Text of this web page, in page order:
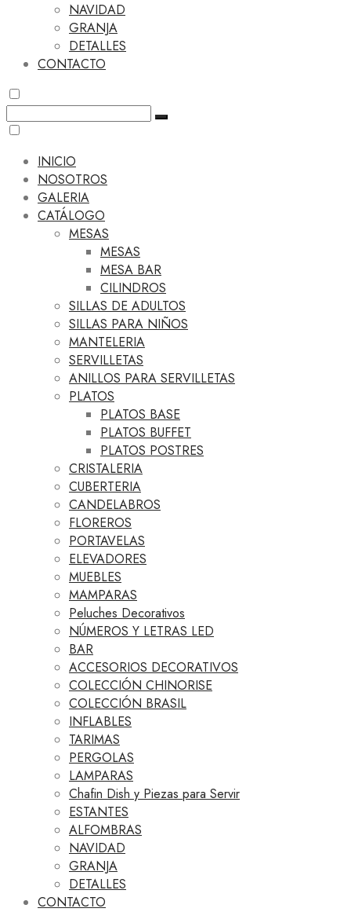
NAVIDAD
GRANJA
DETALLES
CONTACTO
INICIO
NOSOTROS
GALERIA
CATÁLOGO
MESAS
MESAS
MESA BAR
CILINDROS
SILLAS DE ADULTOS
SILLAS PARA NIÑOS
MANTELERIA
SERVILLETAS
ANILLOS PARA SERVILLETAS
PLATOS
PLATOS BASE
PLATOS BUFFET
PLATOS POSTRES
CRISTALERIA
CUBERTERIA
CANDELABROS
FLOREROS
PORTAVELAS
ELEVADORES
MUEBLES
MAMPARAS
Peluches Decorativos
NÚMEROS Y LETRAS LED
BAR
ACCESORIOS DECORATIVOS
COLECCIÓN CHINORISE
COLECCIÓN BRASIL
INFLABLES
TARIMAS
PERGOLAS
LAMPARAS
Chafin Dish y Piezas para Servir
ESTANTES
ALFOMBRAS
NAVIDAD
GRANJA
DETALLES
CONTACTO